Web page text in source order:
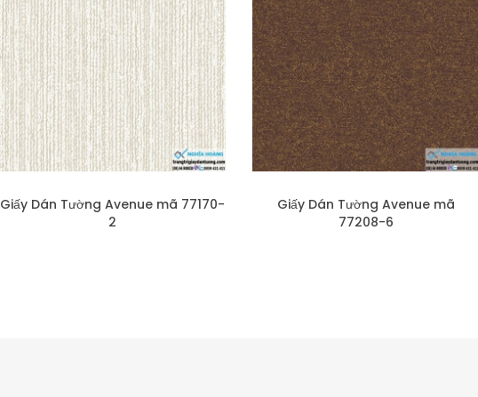
Giấy Dán Tường Avenue mã 77170-
2
Giấy Dán Tường Avenue mã
77208-6